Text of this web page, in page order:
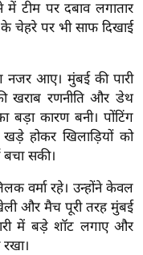
में टीम पर दबाव लगातार
के चेहरे पर भी साफ दिखाई
नजर आए। मुंबई की पारी
खराब रणनीति और डेथ
बड़ा कारण बनी। पोंटिंग
होकर खिलाड़ियों को
बचा सकी।
वर्मा रहे। उन्होंने केवल
और मैच पूरी तरह मुंबई
में बड़े शॉट लगाए और